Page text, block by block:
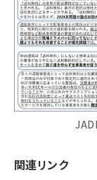
関連リンク